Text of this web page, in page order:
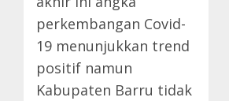
perkembangan Covid-
19 menunjukkan trend
positif namun
Kabupaten Barru tidak